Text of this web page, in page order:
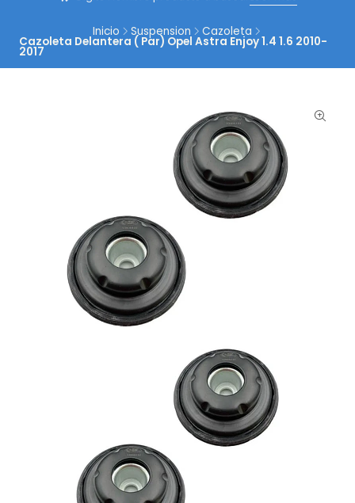
Inicio Suspension Cazoleta
Cazoleta Delantera ( Par) Opel Astra Enjoy 1.4 1.6 2010-
2017